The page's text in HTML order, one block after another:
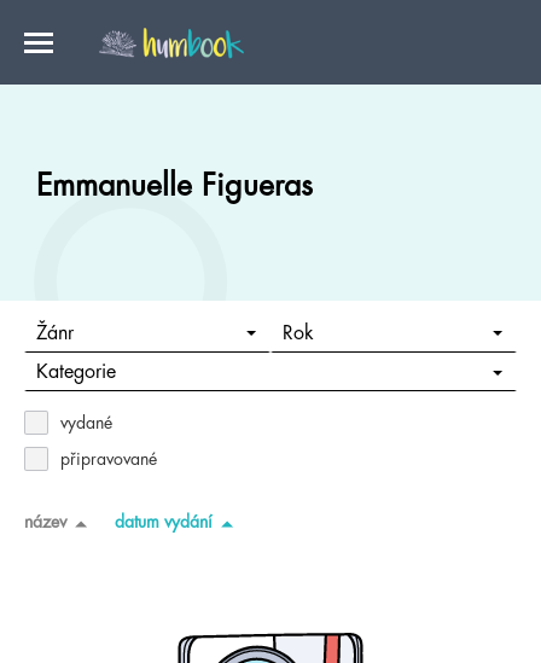
Emmanuelle Figueras
Žánr Rok
Kategorie
vydané
připravované
název datum vydání